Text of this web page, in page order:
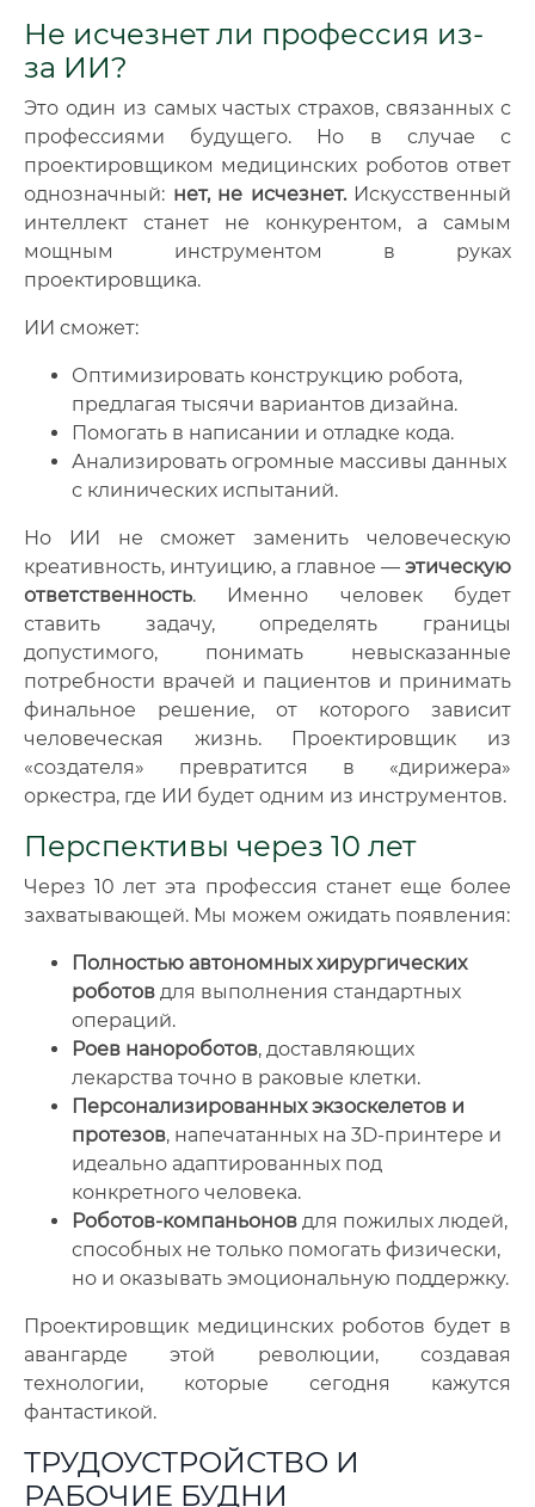
Не исчезнет ли профессия из-
за ИИ?
Это один из самых частых страхов, связанных с
профессиями будущего. Но в случае с
проектировщиком медицинских роботов ответ
однозначный: нет, не исчезнет.Искусственный
интеллект станет не конкурентом, а самым
мощным инструментом в руках
проектировщика.
ИИ сможет:
Оптимизировать конструкцию робота,
предлагая тысячи вариантов дизайна.
Помогать в написании и отладке кода.
Анализировать огромные массивы данных
с клинических испытаний.
Но ИИ не сможет заменить человеческую
креативность, интуицию, а главное — этическую
ответственность. Именно человек будет
ставить задачу, определять границы
допустимого, понимать невысказанные
потребности врачей и пациентов и принимать
финальное решение, от которого зависит
человеческая жизнь. Проектировщик из
«создателя» превратится в «дирижера»
оркестра, где ИИ будет одним из инструментов.
Перспективы через 10 лет
Через 10 лет эта профессия станет еще более
захватывающей. Мы можем ожидать появления:
Полностью автономных хирургических
роботов для выполнения стандартных
операций.
Роев нанороботов, доставляющих
лекарства точно в раковые клетки.
Персонализированных экзоскелетов и
протезов, напечатанных на 3D-принтере и
идеально адаптированных под
конкретного человека.
Роботов-компаньонов для пожилых людей,
способных не только помогать физически,
но и оказывать эмоциональную поддержку.
Проектировщик медицинских роботов будет в
авангарде этой революции, создавая
технологии, которые сегодня кажутся
фантастикой.
ТРУДОУСТРОЙСТВО И
РАБОЧИЕ БУДНИ